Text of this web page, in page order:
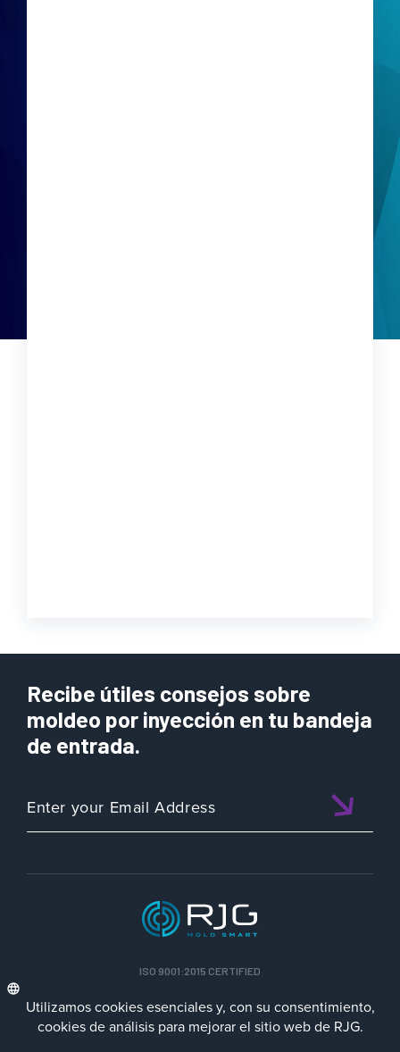
Recibe útiles consejos sobre
moldeo por inyección en tu bandeja
de entrada.
ISO 9001:2015 CERTIFIED